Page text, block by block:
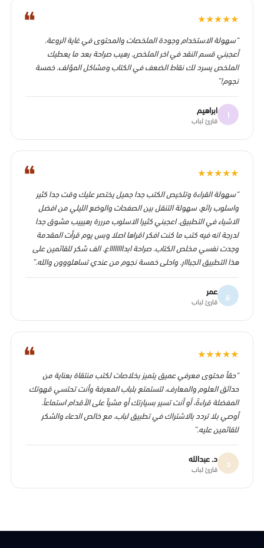
❝ ★
★
★
★
★
“سهولة الاستخدام وجودة الملخصات والمحتوى في غاية الروعة.
أعجبني قسم النقد في اخر الملخص. رهيب صراحة بعد ما يعطيك
الملخص يسرد لك نقاط الضعف في الكتاب ومشاكل المؤلف. خمسة
نجوم!”
ا ابراهيم
قارئ لباب
❝ ★
★
★
★
★
“سهولة القراءة وتلخيص الكتب جدا جميل يختصر عليك وقت جدا كثير
واسلوب رائع، سهولة التنقل بين الصفحات والوضع الليلي من افضل
الاشياء في التطبيق. اعجبني كثيرا الاسلوب مرررة رهيييب مشوق جدا
لدرجة انه فيه كتب ما كنت افكر اقراها اصلا وبس يوم قرأت المقدمة
وجدت نفسي مخلص الكتاب. صراحة ابدااااااااع. الف شكر للقائمين على
هذا التطبيق الجبااار. واحلى خمسة نجوم من عندي تساهلووون والله.”
ع عمر
قارئ لباب
❝ ★
★
★
★
★
“حقاً محتوى معرفي عميق يتميز بخلاصات لكتب منتقاة بعناية من
حدائق العلوم والمعارف، لتستمتع بلباب المعرفة وأنت تحتسي قهوتك
المفضلة قراءةً، أو أنت تسير بسيارتك أو مشياً على الأقدام استماعاً.
أوصي بلا تردد بالاشتراك في تطبيق لباب، مع خالص الدعاء والشكر
للقائمين عليه.”
د د. عبدالله
قارئ لباب